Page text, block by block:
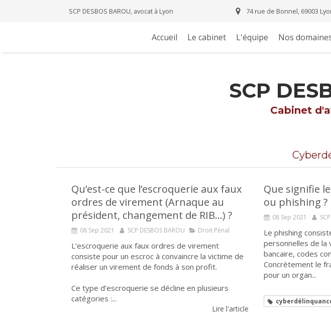
SCP DESBOS BAROU, avocat à Lyon 74 rue de Bonnel, 69003
Accueil Le cabinet L'équipe Nos
SCP
Cabinet
Qu’est-ce que l’escroquerie aux faux
ordres de virement (Arnaque au
président, changement de RIB…) ?
08 Sep 2021 SCP DESBOS BAROU Droit Pénal
L’escroquerie aux faux ordres de virement
consiste pour un escroc à convaincre la victime de
réaliser un virement de fonds à son profit.
Ce type d’escroquerie se décline en plusieurs
catégories :...
Lire l'article
Que signifie
ou phishing ?
08 Sep 2021
Le phishing
personnelles de la
bancaire, codes
Concrètement le
pour un organ...